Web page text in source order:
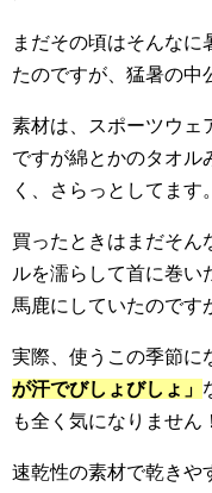
まだその頃はそんなに
たのですが、猛暑の中
素材は、スポーツウェ
ですが綿とかのタオル
く、さらっとしてます。
買ったときはまだそん
ルを濡らして首に巻い
馬鹿にしていたのです
実際、使うこの季節に
が汗でびしょびしょ」
も全く気になりません！
速乾性の素材で乾きや